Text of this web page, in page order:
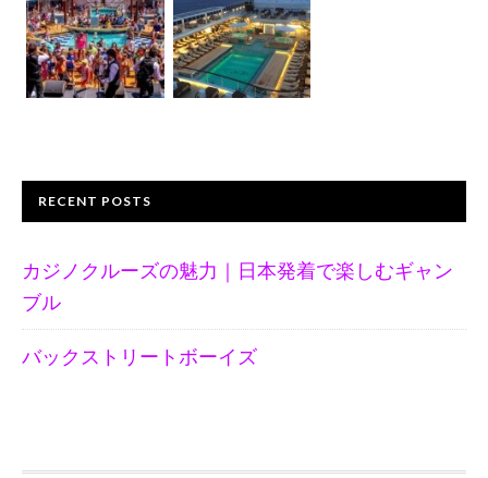
RECENT POSTS
カジノクルーズの魅力｜日本発着で楽しむギャン
ブル
バックストリートボーイズ